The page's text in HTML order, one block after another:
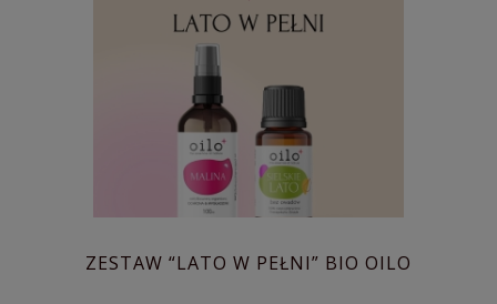
ZESTAW “LATO W PEŁNI” BIO OILO